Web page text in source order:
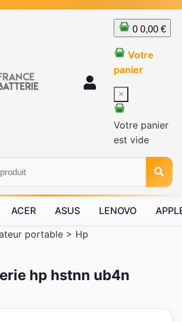
0 0,00 €
Votre
panier
×
Votre panier
est vide
ACER ASUS LENOVO
portable > Hp
hp hstnn ub4n